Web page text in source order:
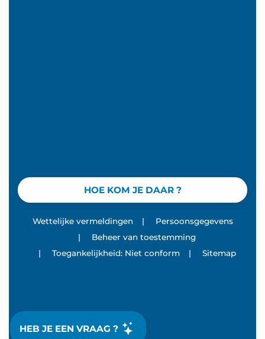
HEB JE EEN VRAAG ?
HOE KOM JE DAAR ?
Wettelijke vermeldingen |
Persoonsgegevens
|
Beheer van toestemming
|
Toegankelijkheid: Niet conform | Sitemap